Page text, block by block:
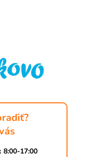
8:00-17:00